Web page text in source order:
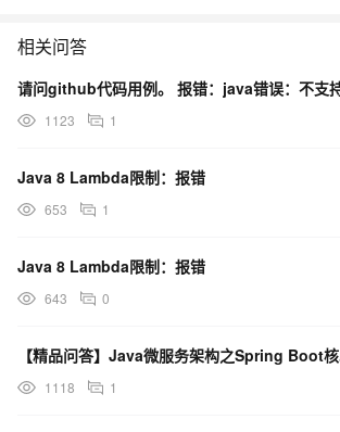
    </bean>
runtime.log.logsystem.class =
resource.loader = webapp,string
string.resource.loader.class =
# like in #set($session.foo = 'bar'),
相关问答
请问github代码用例。 报错：java错误：不支
1123 1
Java 8 Lambda限制：报错
653 1
Java 8 Lambda限制：报错
643 0
1118 1